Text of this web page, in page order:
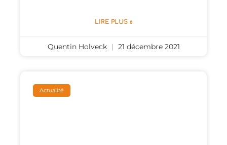
LIRE PLUS »
Quentin Holveck 21 décembre 2021
Actualité